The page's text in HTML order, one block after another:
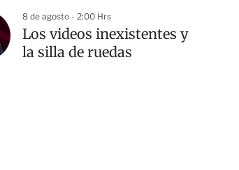
8 de agosto - 2:00 Hrs
Los videos inexistentes y
la silla de ruedas